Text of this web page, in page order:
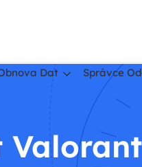
Dat Správce